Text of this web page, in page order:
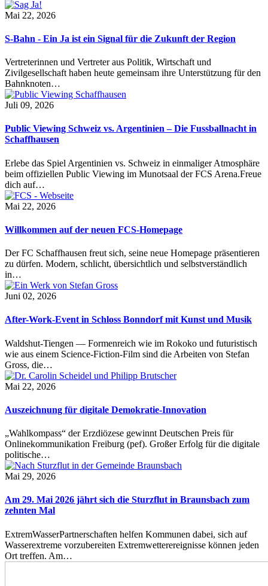
Mai 22, 2026
S-Bahn - Ein Ja ist ein Signal für die Zukunft der Region
Vertreterinnen und Vertreter aus Politik, Wirtschaft und
Zivilgesellschaft haben heute gemeinsam ihre Unterstützung für den
Bahnknoten…
Juli 09, 2026
Public Viewing Schweiz vs. Argentinien – Die Fussballnacht in
Schaffhausen
Erlebe das Spiel Argentinien vs. Schweiz in einmaliger Atmosphäre
beim offiziellen Public Viewing im Munotsaal der FCS Arena.Freue
dich auf…
Mai 22, 2026
Willkommen auf der neuen FCS-Homepage
Der FC Schaffhausen freut sich, seine neue Homepage präsentieren
zu dürfen. Modern, schlicht, übersichtlich und selbstverständlich
in…
Juni 02, 2026
After-Work-Event in Schloss Bonndorf mit Kunst und Musik
Waldshut-Tiengen — Formenreich wie im Rokoko und futuristisch
wie aus einem Science-Fiction-Film sind die Arbeiten von Stefan
Gross, die…
Mai 22, 2026
Auszeichnung für digitale Demokratie-Innovation
„Wahlkompass“ der Erzdiözese gewinnt Deutschen Preis für
Onlinekommunikation Freiburg (pef). Großer Erfolg für die digitale
politische…
Mai 29, 2026
Am 29. Mai 2026 jährt sich die Sturzflut in Braunsbach zum
zehnten Mal
ExtremWasserPartnerschaften helfen Kommunen dabei, sich auf
Wasserextreme vorzubereiten Extremwetterereignisse können jeden
Ort treffen. Am…